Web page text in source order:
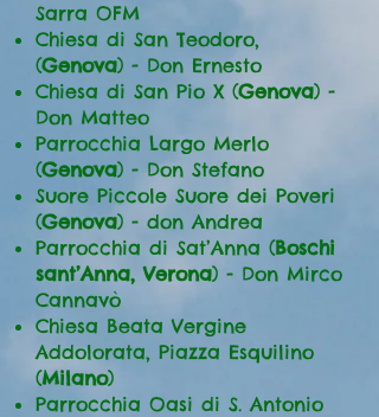
Sarra OFM
Chiesa di San Teodoro,
(Genova) - Don Ernesto
Chiesa di San Pio X (Genova) -
Don Matteo
Parrocchia Largo Merlo
(Genova) - Don Stefano
Suore Piccole Suore dei Poveri
(Genova) - don Andrea
Parrocchia di Sat’Anna (Boschi
sant’Anna, Verona) - Don Mirco
Cannavò
Chiesa Beata Vergine
Addolorata, Piazza Esquilino
(Milano)
Parrocchia Oasi di S. Antonio